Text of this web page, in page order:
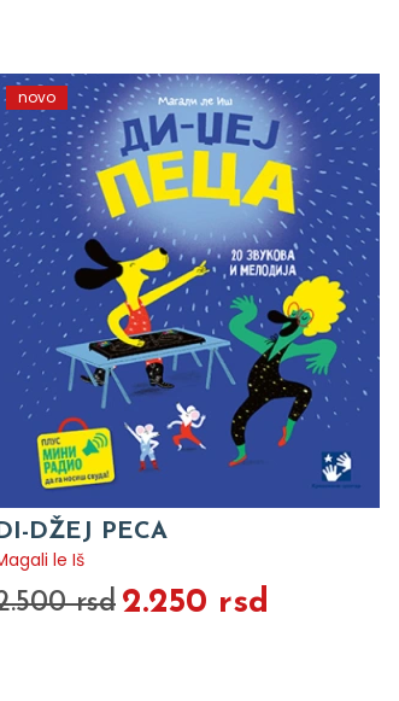
novo
DŽEJ PECA
le Iš
rsd 2.250 rsd